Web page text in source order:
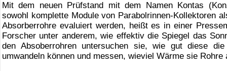
Mit dem neuen Prüfstand mit dem Namen Kontas
sowohl komplette Module von Parabolrinnen-Kollektoren
Absorberrohre evaluiert werden, heißt es in einer
Forscher unter anderem, wie effektiv die Spiegel das
den Absoberrohren untersuchen sie, wie gut diese
umwandeln können und messen, wieviel Wärme sie